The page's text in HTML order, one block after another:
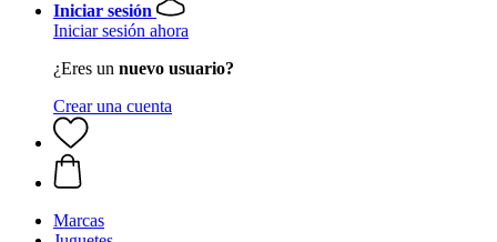
Iniciar sesión
Iniciar sesión ahora
¿Eres un nuevo usuario?
Crear una cuenta
Marcas